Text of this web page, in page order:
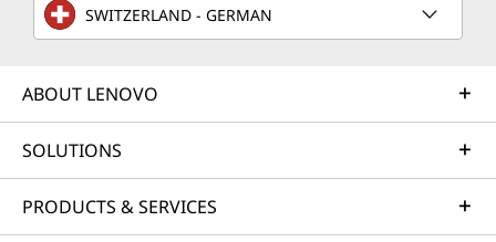
SWITZERLAND - GERMAN
ABOUT LENOVO
SOLUTIONS
PRODUCTS & SERVICES